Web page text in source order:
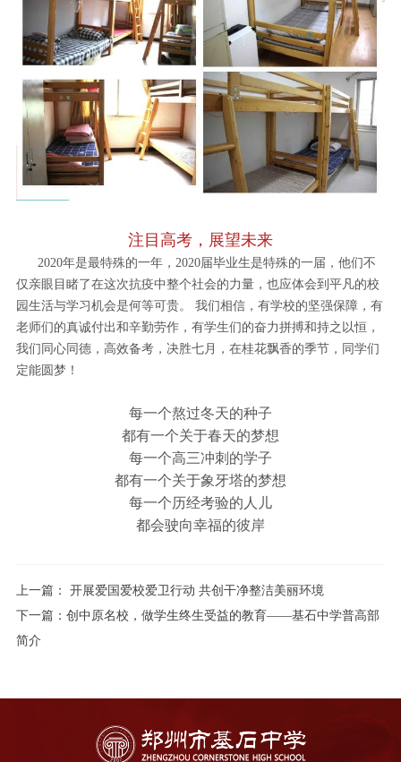
注目高考，展望未来
2020年是最特殊的一年，2020届毕业生是特殊的一届，他们不
仅亲眼目睹了在这次抗疫中整个社会的力量，也应体会到平凡的校
园生活与学习机会是何等可贵。 我们相信，有学校的坚强保障，有
老师们的真诚付出和辛勤劳作，有学生们的奋力拼搏和持之以恒，
我们同心同德，高效备考，决胜七月，在桂花飘香的季节，同学们
定能圆梦！
每一个熬过冬天的种子
都有一个关于春天的梦想
每一个高三冲刺的学子
都有一个关于象牙塔的梦想
每一个历经考验的人儿
都会驶向幸福的彼岸
上一篇： 开展爱国爱校爱卫行动 共创干净整洁美丽环境
下一篇： 创中原名校，做学生终生受益的教育——基石中学普高部
简介